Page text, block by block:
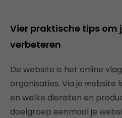
Vier praktische tips om
verbeteren
De website is het online
organisaties. Via je website
en welke diensten en
doelgroep eenmaal je